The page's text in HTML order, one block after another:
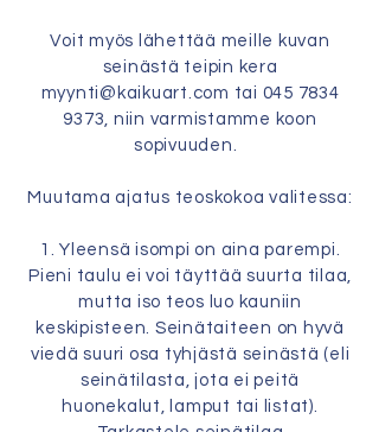
Voit myös lähettää meille kuvan
seinästä teipin kera
myynti@kaikuart.com tai 045 7834
9373, niin varmistamme koon
sopivuuden.
Muutama ajatus teoskokoa valitessa:
1. Yleensä isompi on aina parempi.
Pieni taulu ei voi täyttää suurta tilaa,
mutta iso teos luo kauniin
keskipisteen. Seinätaiteen on hyvä
viedä suuri osa tyhjästä seinästä (eli
seinätilasta, jota ei peitä
huonekalut, lamput tai listat).